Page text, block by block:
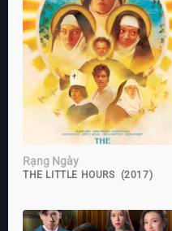
Rạng Ngày
THE LITTLE HOURS (2017)